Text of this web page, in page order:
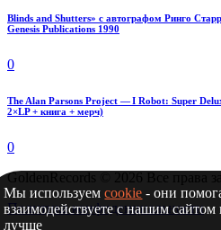
Blinds and Shutters» с автографом Ринго
Genesis Publications 1990
0
The Alan Parsons Project — I Robot: Super
2×LP + книга + мерч)
0
GoldenRecords © 2026 Все права
Политика конфиденциальности
Мы используемcookie - они
взаимодействуете с нашим сайтом
лучше